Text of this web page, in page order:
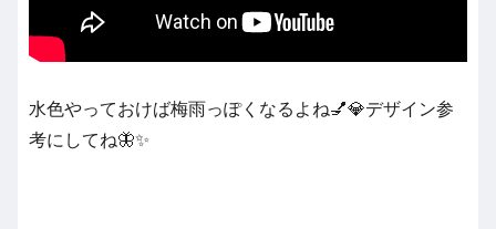
水色やっておけば梅雨っぽくなるよね💅💎デザイン参
考にしてね🦋✨